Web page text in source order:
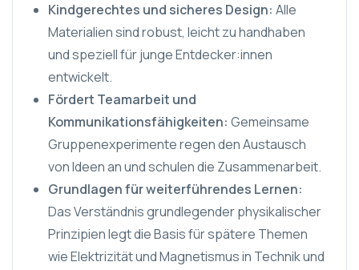
Kindgerechtes und sicheres Design: Alle
Materialien sind robust, leicht zu handhaben
und speziell für junge Entdecker:innen
entwickelt.
Fördert Teamarbeit und
Kommunikationsfähigkeiten: Gemeinsame
Gruppenexperimente regen den Austausch
von Ideen an und schulen die Zusammenarbeit.
Grundlagen für weiterführendes Lernen:
Das Verständnis grundlegender physikalischer
Prinzipien legt die Basis für spätere Themen
wie Elektrizität und Magnetismus in Technik und